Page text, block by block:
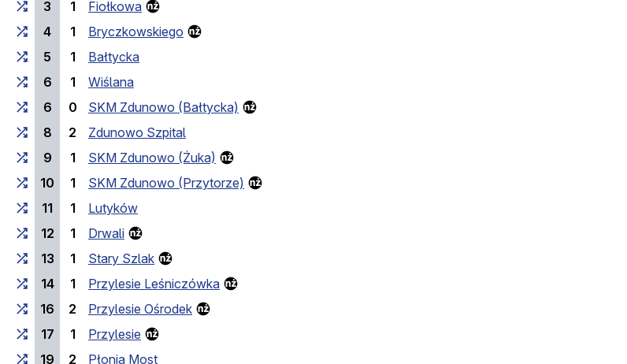
3
1
Fiołkowa
4
1
Bryczkowskiego
5
1
Bałtycka
6
1
Wiślana
6
0
SKM Zdunowo (Bałtycka)
8
2
Zdunowo Szpital
9
1
SKM Zdunowo (Żuka)
10
1
SKM Zdunowo (Przytorze)
11
1
Lutyków
12
1
Drwali
13
1
Stary Szlak
14
1
Przylesie Leśniczówka
16
2
Przylesie Ośrodek
17
1
Przylesie
19
2
Płonia Most